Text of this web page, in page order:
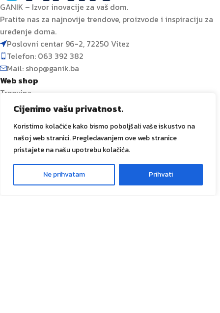
Cijenimo vašu privatnost.
Koristimo kolačiće kako bismo poboljšali vaše iskustvo na
našoj web stranici. Pregledavanjem ove web stranice
pristajete na našu upotrebu kolačića.
Ne prihvatam Prihvati
GANIK – Izvor inovacije za vaš dom.
Pratite nas za najnovije trendove, proizvode i inspiraciju za
uređenje doma.
Poslovni centar 96-2, 72250 Vitez
Telefon: 063 392 382
Mail: shop@ganik.ba
Web shop
Trgovina
Promocije
Dostava i plaćanje
Prati narudžbu
GANIK IDA d.o.o.
O nama
Ganik trendovi